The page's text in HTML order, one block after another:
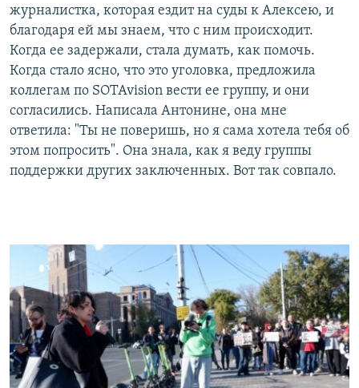
журналистка, которая ездит на суды к Алексею, и
благодаря ей мы знаем, что с ним происходит.
Когда ее задержали, стала думать, как помочь.
Когда стало ясно, что это уголовка, предложила
коллегам по SOTAvision вести ее группу, и они
согласились. Написала Антонине, она мне
ответила: "Ты не поверишь, но я сама хотела тебя об
этом попросить". Она знала, как я веду группы
поддержки других заключенных. Вот так совпало.